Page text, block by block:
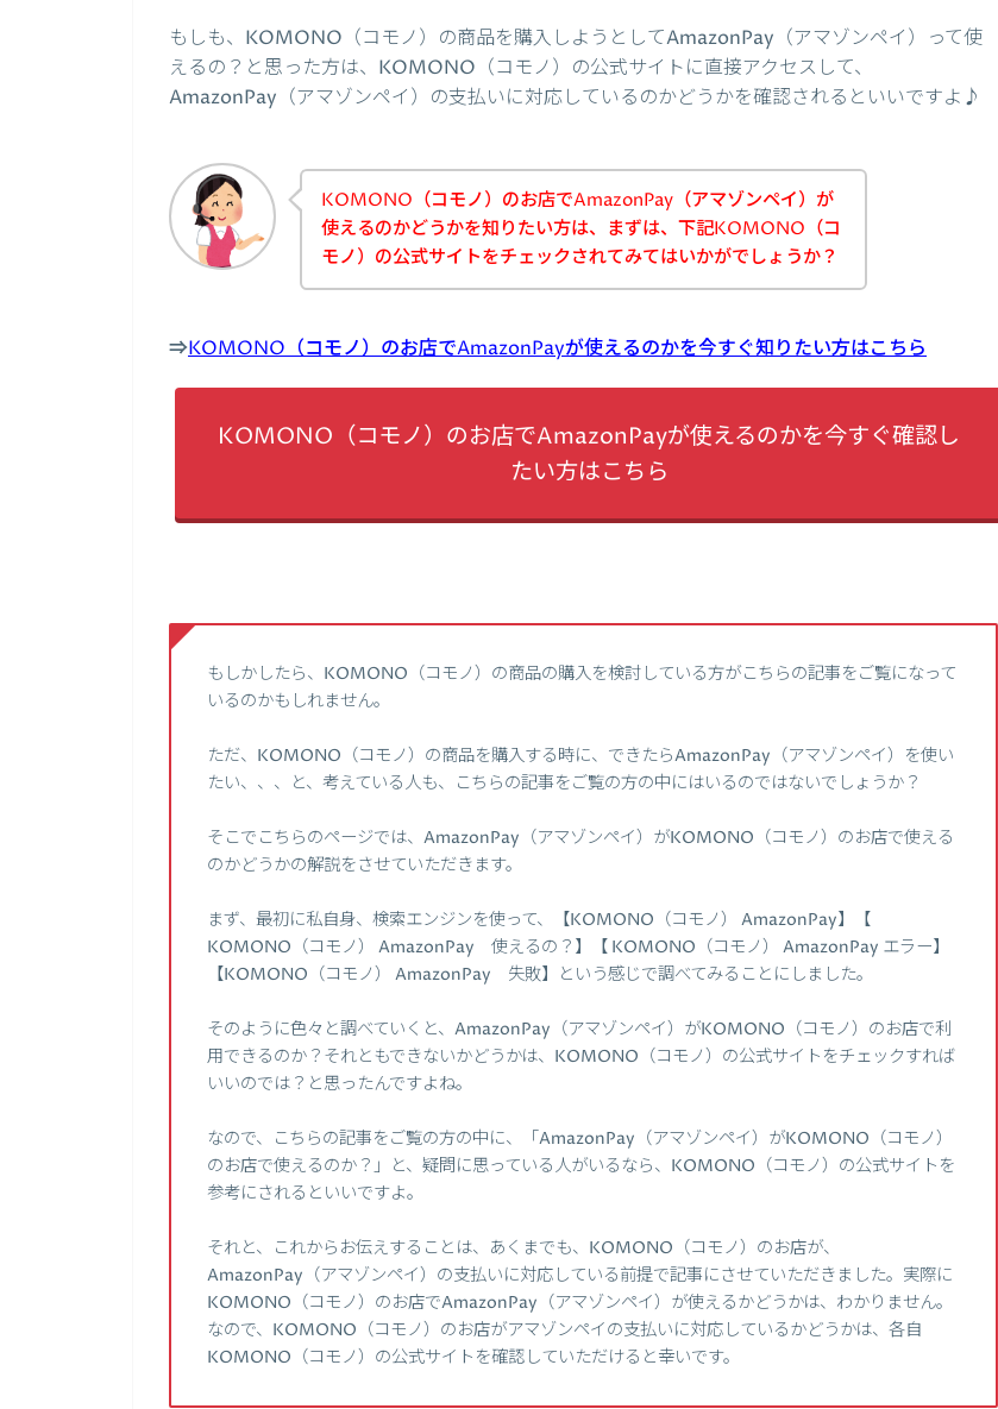
もしも、KOMONO（コモノ）の商品を購入しようとしてAmazonPay（アマゾンペイ）って使
えるの？と思った方は、KOMONO（コモノ）の公式サイトに直接アクセスして、
AmazonPay（アマゾンペイ）の支払いに対応しているのかどうかを確認されるといいですよ♪
KOMONO（コモノ）のお店でAmazonPay（アマゾンペイ）が
使えるのかどうかを知りたい方は、まずは、下記KOMONO（コ
モノ）の公式サイトをチェックされてみてはいかがでしょうか？
⇒KOMONO（コモノ）のお店でAmazonPayが使えるのかを今すぐ知りたい方はこちら
KOMONO（コモノ）のお店でAmazonPayが使えるのかを今すぐ確認し
たい方はこちら
もしかしたら、KOMONO（コモノ）の商品の購入を検討している方がこちらの記事をご覧になって
いるのかもしれません。
ただ、KOMONO（コモノ）の商品を購入する時に、できたらAmazonPay（アマゾンペイ）を使い
たい、、、と、考えている人も、こちらの記事をご覧の方の中にはいるのではないでしょうか？
そこでこちらのページでは、AmazonPay（アマゾンペイ）がKOMONO（コモノ）のお店で使える
のかどうかの解説をさせていただきます。
まず、最初に私自身、検索エンジンを使って、【KOMONO（コモノ） AmazonPay】【
KOMONO（コモノ） AmazonPay 使えるの？】【 KOMONO（コモノ） AmazonPay エラー】
【KOMONO（コモノ） AmazonPay 失敗】という感じで調べてみることにしました。
そのように色々と調べていくと、AmazonPay（アマゾンペイ）がKOMONO（コモノ）のお店で利
用できるのか？それともできないかどうかは、KOMONO（コモノ）の公式サイトをチェックすれば
いいのでは？と思ったんですよね。
なので、こちらの記事をご覧の方の中に、「AmazonPay（アマゾンペイ）がKOMONO（コモノ）
のお店で使えるのか？」と、疑問に思っている人がいるなら、KOMONO（コモノ）の公式サイトを
参考にされるといいですよ。
それと、これからお伝えすることは、あくまでも、KOMONO（コモノ）のお店が、
AmazonPay（アマゾンペイ）の支払いに対応している前提で記事にさせていただきました。実際に
KOMONO（コモノ）のお店でAmazonPay（アマゾンペイ）が使えるかどうかは、わかりません。
なので、KOMONO（コモノ）のお店がアマゾンペイの支払いに対応しているかどうかは、各自
KOMONO（コモノ）の公式サイトを確認していただけると幸いです。